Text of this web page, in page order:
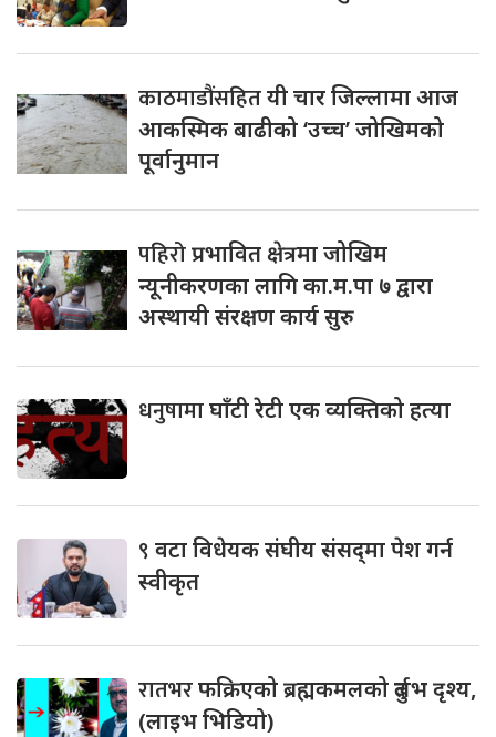
काठमाडौंसहितयी चार जिल्लामा आज
आकस्मिक बाढीको ‘उच्च’ जोखिमको
पूर्वानुमान
पहिरोप्रभावित क्षेत्रमा जोखिम
न्यूनीकरणका लागि का.म.पा ७ द्वारा
अस्थायी संरक्षण कार्य सुरु
धनुषामाघाँटी रेटी एक व्यक्तिको हत्या
९ वटा विधेयक संघीय संसद्‌मा पेश गर्न
स्वीकृत
रातभरफक्रिएको ब्रह्मकमलको दुर्लभ दृश्य,
(लाइभ भिडियो)